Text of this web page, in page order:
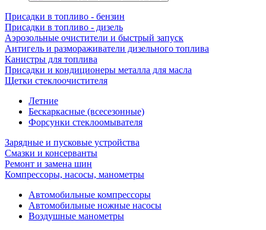
Присадки в топливо - бензин
Присадки в топливо - дизель
Аэрозольные очистители и быстрый запуск
Антигель и размораживатели дизельного топлива
Канистры для топлива
Присадки и кондиционеры металла для масла
Щетки стеклоочистителя
Летние
Бескаркасные (всесезонные)
Форсунки стеклоомывателя
Зарядные и пусковые устройства
Смазки и консерванты
Ремонт и замена шин
Компрессоры, насосы, манометры
Автомобильные компрессоры
Автомобильные ножные насосы
Воздушные манометры